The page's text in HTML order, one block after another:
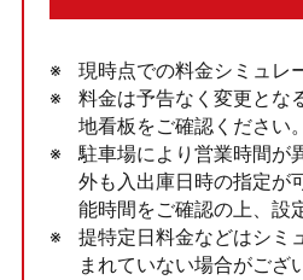
現時点での料金シミュレ
料金は予告なく変更とな
地看板をご確認ください。
駐車場により営業時間が
外も入出庫日時の指定が
能時間をご確認の上、設
提特定日料金などはシミ
まれていない場合がござ